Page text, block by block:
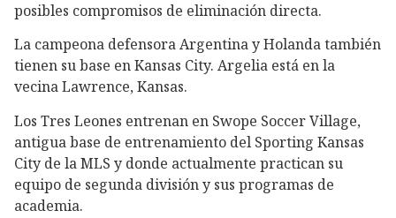
posibles compromisos de eliminación directa.
La campeona defensora Argentina y Holanda también
tienen su base en Kansas City. Argelia está en la
vecina Lawrence, Kansas.
Los Tres Leones entrenan en Swope Soccer Village,
antigua base de entrenamiento del Sporting Kansas
City de la MLS y donde actualmente practican su
equipo de segunda división y sus programas de
academia.